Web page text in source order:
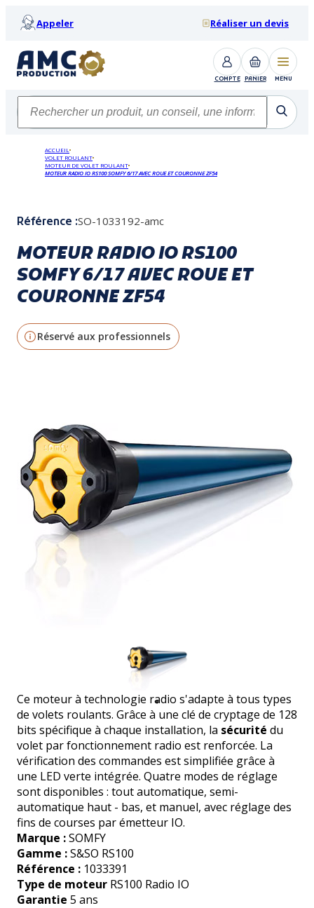
Appeler Réaliser un devis
COMPTE PANIER MENU
ACCUEIL
VOLET ROULANT
MOTEUR DE VOLET ROULANT
MOTEUR RADIO IO RS100 SOMFY 6/17 AVEC ROUE ET COURONNE ZF54
Référence :SO-1033192-amc
MOTEUR RADIO IO RS100
SOMFY 6/17 AVEC ROUE ET
COURONNE ZF54
Réservé aux professionnels
Ce moteur à technologie radio s'adapte à tous types
de volets roulants. Grâce à une clé de cryptage de 128
bits spécifique à chaque installation, la sécurité du
volet par fonctionnement radio est renforcée. La
vérification des commandes est simplifiée grâce à
une LED verte intégrée. Quatre modes de réglage
sont disponibles : tout automatique, semi-
automatique haut - bas, et manuel, avec réglage des
fins de courses par émetteur IO.
Marque :SOMFY
Gamme :S&SO RS100
Référence : 1033391
Type de moteur RS100 Radio IO
Garantie 5 ans